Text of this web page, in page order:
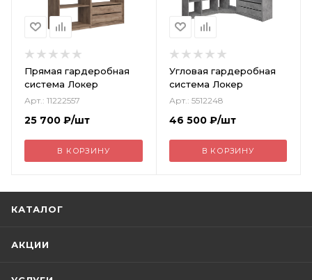
Прямая гардеробная
система Локер
Арт.: 11222557
25 700 ₽/шт
В КОРЗИНУ
Угловая гардеробная
система Локер
Арт.: 5512248
46 500₽/шт
В КОРЗИНУ
КАТАЛОГ
АКЦИИ